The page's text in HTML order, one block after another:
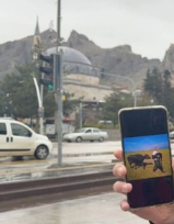
Sağlık
Siyaset
Spor
Teknoloji